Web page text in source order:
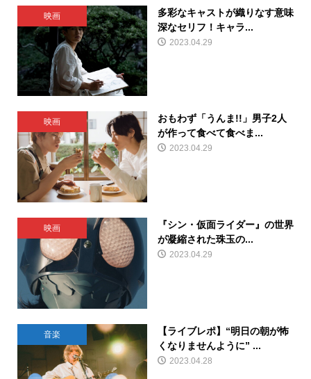
映画
多彩なキャストが織りなす意味
深なセリフ！キャラ...
2023.04.29
映画
おもわず「うんま!!」男子2人
が作って食べて食べま...
2023.04.29
映画
『シン・仮面ライダー』の世界
が凝縮された珠玉の...
2023.04.29
音楽
【ライブレポ】“明日の朝が怖
くなりませんように” ...
2023.04.28